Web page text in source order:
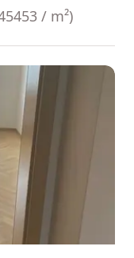
/ m²)